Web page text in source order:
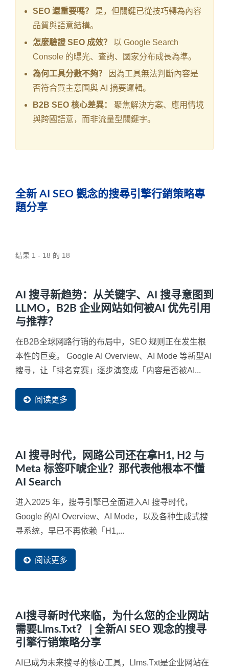
SEO 還重要嗎？
是，但關鍵已從技巧轉為內容
品質與語意結構。
怎麼驗證 SEO 成效？
以 Google Search
Console 的曝光、查詢、國家分布成長為準。
為何工具分數不夠？
因為工具無法判斷內容是
否符合買主意圖與 AI 摘要邏輯。
B2B SEO 核心差異：
聚焦解決方案、應用情境
與跨國語意，而非流量型關鍵字。
全新 AI SEO 觀念的搜尋引擎行銷策略專
題分享
结果 1 - 18 的 18
AI 搜寻新趋势：从关键字、AI 搜寻意图到
LLMO，B2B 企业网站如何被AI 优先引用
与推荐？
在B2B全球网路行销的布局中，SEO 规则正在发生根
本性的巨变。 Google AI Overview、AI Mode 等新型AI
搜寻，让「排名竞赛」逐步演变成「内容是否被AI...
阅读更多
AI 搜寻时代，网路公司还在拿H1, H2 与
Meta 标签吓唬企业？那代表他根本不懂
AI Search
进入2025 年，搜寻引擎已全面进入AI 搜寻时代，
Google 的AI Overview、AI Mode，以及各种生成式搜
寻系统，早已不再依赖「H1,...
阅读更多
AI搜寻新时代来临，为什么您的企业网站
需要llms.txt？ | 全新AI SEO 观念的搜寻
引擎行销策略分享
AI已成为未来搜寻的核心工具，llms.txt是企业网站在